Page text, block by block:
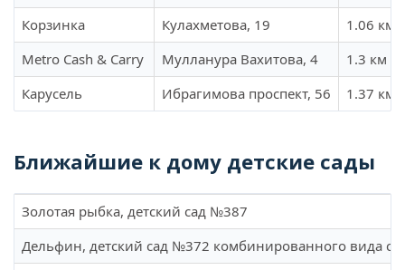
Корзинка
Кулахметова, 19
1.06 км
Metro Cash & Carry
Мулланура Вахитова, 4
1.3 км
Карусель
Ибрагимова проспект, 56 1.37 км
Ближайшие к дому детские сады
Золотая рыбка, детский сад №387
Дельфин, детский сад №372 комбинированного вида с